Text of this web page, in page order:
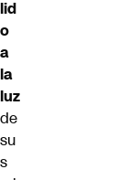
lid
o
a
la
luz
de
su
s